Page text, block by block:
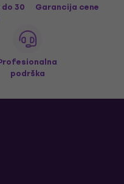
30
Garancija cene
podrška